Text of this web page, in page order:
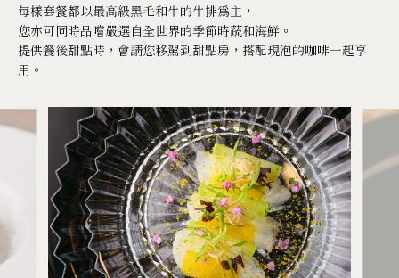
每樣套餐都以最高級黑毛和牛的牛排為主，
您亦可同時品嚐嚴選自全世界的季節時蔬和海鮮。
提供餐後甜點時，會請您移駕到甜點房，搭配現泡的咖啡一起享
用。